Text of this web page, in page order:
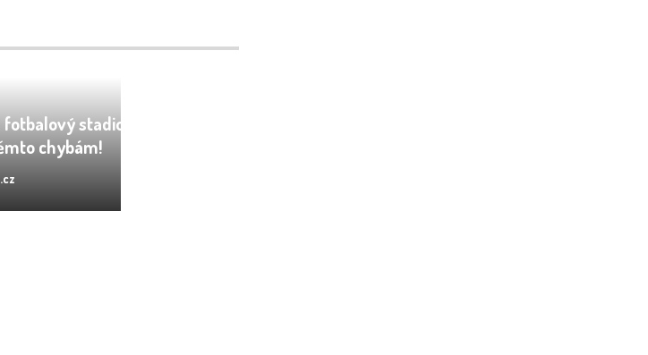
stadion v ČR?
chybám!